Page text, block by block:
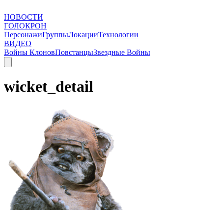
НОВОСТИ
ГОЛОКРОН
ПерсонажиГруппыЛокацииТехнологии
ВИДЕО
Войны КлоновПовстанцыЗвездные Войны
wicket_detail